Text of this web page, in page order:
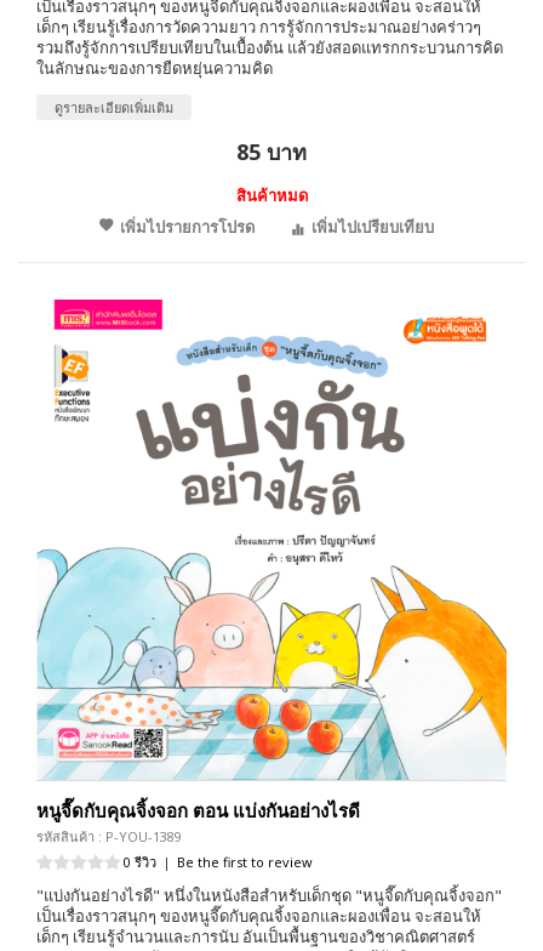
เป็นเรื่องราวสนุกๆ ของหนูจี๊ดกับคุณจิ้งจอกและผองเพื่อน จะสอนให้
เด็กๆ เรียนรู้เรื่องการวัดความยาว การรู้จักการประมาณอย่างคร่าวๆ
รวมถึงรู้จักการเปรียบเทียบในเบื้องต้น แล้วยังสอดแทรกกระบวนการคิด
ในลักษณะของการยืดหยุ่นความคิด
ดูรายละเอียดเพิ่มเติม
85 บาท
สินค้าหมด
เพิ่มไปรายการโปรด
เพิ่มไปเปรียบเทียบ
หนูจี๊ดกับคุณจิ้งจอก ตอน แบ่งกันอย่างไรดี
รหัสสินค้า : P-YOU-1389
0 รีวิว | Be the first to review
"แบ่งกันอย่างไรดี" หนึ่งในหนังสือสำหรับเด็กชุด "หนูจี๊ดกับคุณจิ้งจอก"
เป็นเรื่องราวสนุกๆ ของหนูจี๊ดกับคุณจิ้งจอกและผองเพื่อน จะสอนให้
เด็กๆ เรียนรู้จำนวนและการนับ อันเป็นพื้นฐานของวิชาคณิตศาสตร์